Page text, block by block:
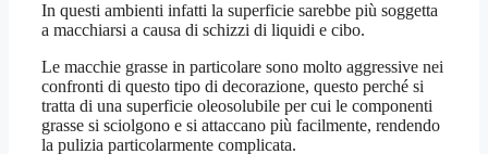
In questi ambienti infatti la superficie sarebbe più soggetta
a macchiarsi a causa di schizzi di liquidi e cibo.
Le macchie grasse in particolare sono molto aggressive nei
confronti di questo tipo di decorazione, questo perché si
tratta di una superficie oleosolubile per cui le componenti
grasse si sciolgono e si attaccano più facilmente, rendendo
la pulizia particolarmente complicata.